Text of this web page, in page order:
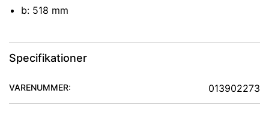
b: 518 mm
Specifikationer
VARENUMMER: 013902273